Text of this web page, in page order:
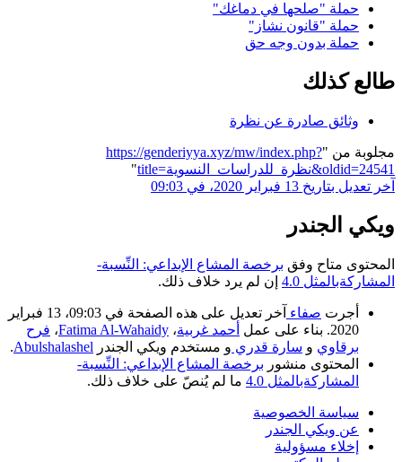
حملة "صلحها في دماغك"
حملة "قانون نشاز"
حملة بدون وجه حق
طالع كذلك
وثائق صادرة عن نظرة
مجلوبة من "https://genderiyya.xyz/mw/index.php?
title=نظرة_للدراسات_النسوية&oldid=24541
"
آخر تعديل بتاريخ 13 فبراير 2020، في 09:03
ويكي الجندر
المحتوى متاح وفق برخصة المشاع الإبداعي: النِّسبة-
المشاركةبالمثل 4.0
إن لم يرد خلاف ذلك.
أجرت صفاء
آخر تعديل على هذه الصفحة في 09:03، 13 فبراير
2020. بناء على عمل
أحمد غربية، Fatima Al-Wahaidy، فرح
برقاوي و سارة قدري و مستخدم ويكي الجندر Abulshalashel
.
المحتوى منشور برخصة المشاع الإبداعي: النِّسبة-
المشاركةبالمثل 4.0
ما لم يُنصّ على خلاف ذلك.
سياسة الخصوصية
عن ويكي الجندر
إخلاء مسؤولية